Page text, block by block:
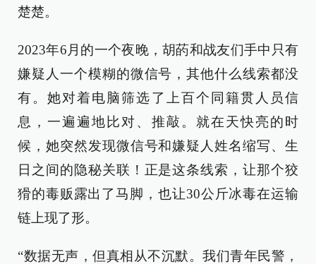
楚楚。
2023年6月的一个夜晚，胡菂和战友们手中只有
嫌疑人一个模糊的微信号，其他什么线索都没
有。她对着电脑筛选了上百个同籍贯人员信
息，一遍遍地比对、推敲。就在天快亮的时
候，她突然发现微信号和嫌疑人姓名缩写、生
日之间的隐秘关联！正是这条线索，让那个狡
猾的毒贩露出了马脚，也让30公斤冰毒在运输
链上现了形。
“数据无声，但真相从不沉默。我们青年民警，